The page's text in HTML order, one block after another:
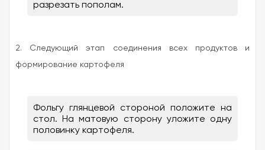
разрезать пополам.
2. Следующий этап соединения всех продуктов и
формирование картофеля
Фольгу глянцевой стороной положите на
стол. На матовую сторону уложите одну
половинку картофеля.